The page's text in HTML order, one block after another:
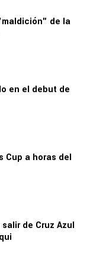
de la
en el debut de
Cup a horas del
de Cruz Azul